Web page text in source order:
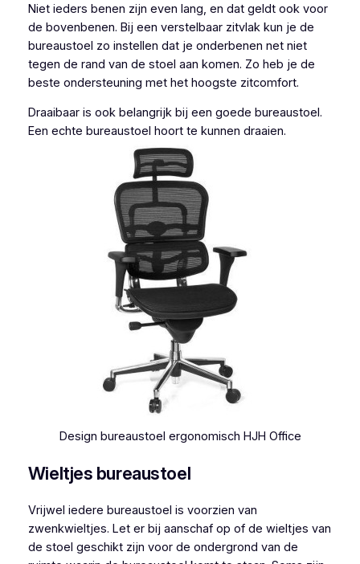
Niet ieders benen zijn even lang, en dat geldt ook voor
de bovenbenen. Bij een verstelbaar zitvlak kun je de
bureaustoel zo instellen dat je onderbenen net niet
tegen de rand van de stoel aan komen. Zo heb je de
beste ondersteuning met het hoogste zitcomfort.
Draaibaar is ook belangrijk bij een goede bureaustoel.
Een echte bureaustoel hoort te kunnen draaien.
Design bureaustoel ergonomisch HJH Office
Wieltjes bureaustoel
Vrijwel iedere bureaustoel is voorzien van
zwenkwieltjes. Let er bij aanschaf op of de wieltjes van
de stoel geschikt zijn voor de ondergrond van de